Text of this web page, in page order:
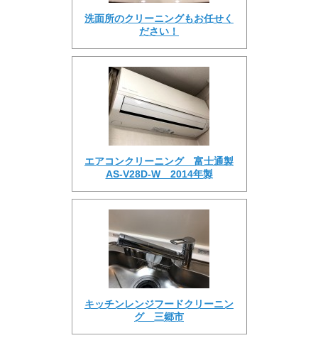
洗面所のクリーニングもお任せく
ださい！
エアコンクリーニング 富士通製
AS-V28D-W 2014年製
キッチンレンジフードクリーニン
グ 三郷市